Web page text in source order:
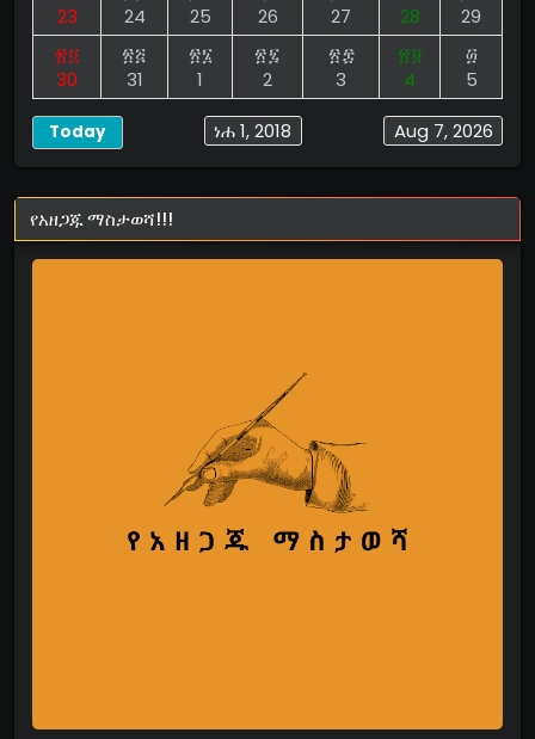
23
24
25
26
27
28
29
፳፬
30
፳፭
31
፳፮
1
፳፯
2
፳፰
3
፳፱
4
፴
5
Aug 7, 2026
ነሐ 1, 2018
Today
የአዘጋጁ ማስታወሻ!!!